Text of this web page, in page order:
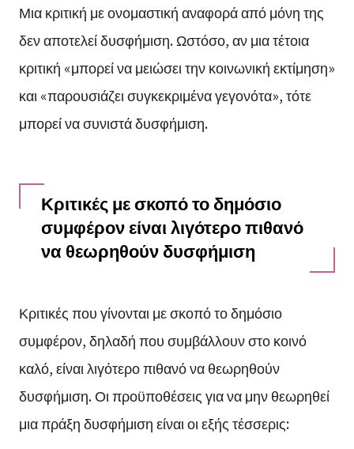
Μια κριτική με ονομαστική αναφορά από μόνη της
δεν αποτελεί δυσφήμιση. Ωστόσο, αν μια τέτοια
κριτική «μπορεί να μειώσει την κοινωνική εκτίμηση»
και «παρουσιάζει συγκεκριμένα γεγονότα», τότε
μπορεί να συνιστά δυσφήμιση.
Κριτικές με σκοπό το δημόσιο
συμφέρον είναι λιγότερο πιθανό
να θεωρηθούν δυσφήμιση
Κριτικές που γίνονται με σκοπό το δημόσιο
συμφέρον, δηλαδή που συμβάλλουν στο κοινό
καλό, είναι λιγότερο πιθανό να θεωρηθούν
δυσφήμιση. Οι προϋποθέσεις για να μην θεωρηθεί
μια πράξη δυσφήμιση είναι οι εξής τέσσερις: